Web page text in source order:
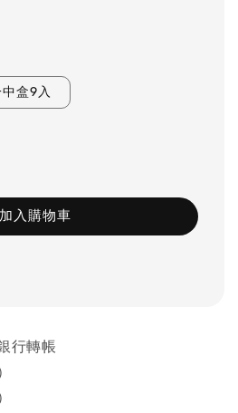
盒9入
加入購物車
行轉帳